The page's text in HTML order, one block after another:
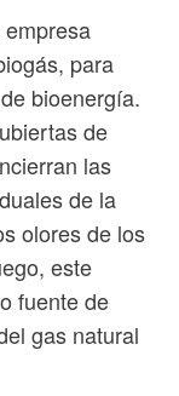
para
bioenergía.
de
las
de la
olores de los
este
fuente de
gas natural